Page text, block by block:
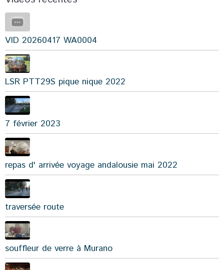
VID 20260417 WA0004
LSR PTT29S pique nique 2022
7 février 2023
repas d' arrivée voyage andalousie mai 2022
traversée route
souffleur de verre à Murano